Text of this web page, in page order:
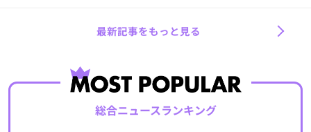
最新記事をもっと見る
総合ニュースランキング